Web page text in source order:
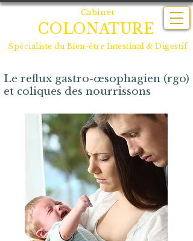
Cabinet
COLONATURE
Spécialiste du Bien-être Intestinal & Digestif
Le reflux gastro-œsophagien (rgo)
et coliques des nourrissons